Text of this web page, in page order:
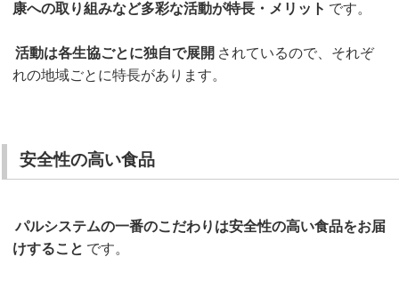
康への取り組みなど多彩な活動が特長・メリット です。
活動は各生協ごとに独自で展開 されているので、それぞ
れの地域ごとに特長があります。
安全性の高い食品
パルシステムの一番のこだわりは安全性の高い食品をお届
けすること です。